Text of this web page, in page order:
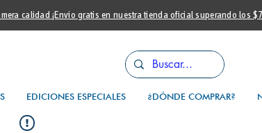
calidad ¡Envio gratis en nuestra tienda oficial superando los
EDICIONES ESPECIALES ¿DÓNDE COMPRAR?